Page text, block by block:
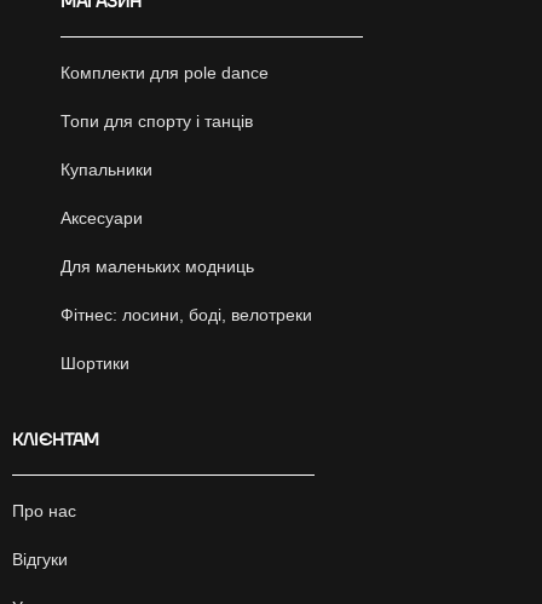
Комплекти для pole dance
Топи для спорту і танців
Купальники
Аксесуари
Для маленьких модниць
Фітнес: лосини, боді, велотреки
Шортики
КЛІЄНТАМ
Про нас
Відгуки